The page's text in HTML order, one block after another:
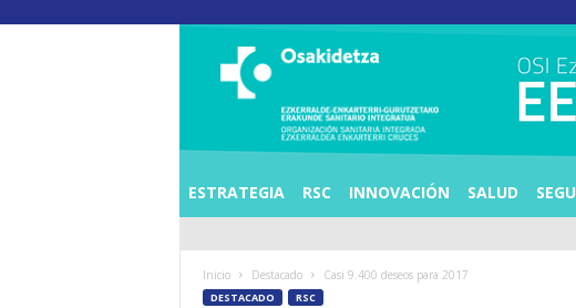
A
ESTRATEGIA RSC INNOVACIÓN SALUD
Inicio Destacado Casi 9.400 deseos para 2017
DESTACADO RSC